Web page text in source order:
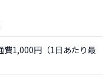
費1,000円（1日あたり最